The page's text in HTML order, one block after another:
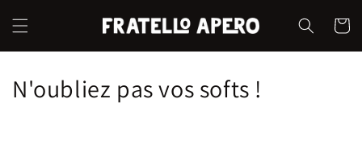
passer
au
Panier
N'oubliez pas vos softs !